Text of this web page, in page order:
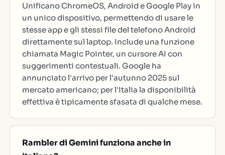
Unificano ChromeOS, Android e Google Play in
un unico dispositivo, permettendo di usare le
stesse app e gli stessi file del telefono Android
direttamente sul laptop. Include una funzione
chiamata Magic Pointer, un cursore AI con
suggerimenti contestuali. Google ha
annunciato l'arrivo per l'autunno 2025 sul
mercato americano; per l'Italia la disponibilità
effettiva è tipicamente sfasata di qualche mese.
Rambler di Gemini funziona anche in